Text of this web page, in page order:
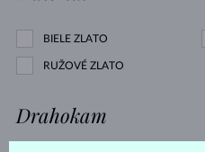
BIELE ZLATO
RUŽOVÉ ZLATO
Drahokam